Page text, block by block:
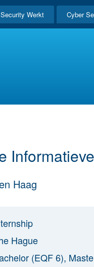
Werkt Cyber
Haag
Hague
(EQF 6),